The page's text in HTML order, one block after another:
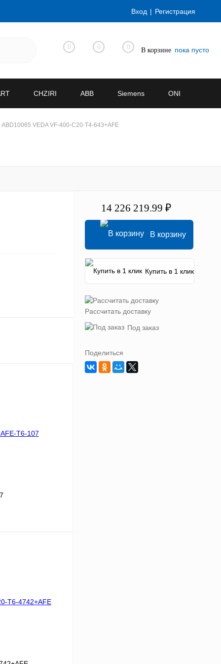
Вход Регистрация
0 0 0 В корзине пока пусто
CHZIRI ABB Siemens ONI
ABD10065 VEDA VF-400-C20-T4-643+AFE
14 226 219.99 ₽
В корзину
Купить в 1 клик
Рассчитать доставку
Под заказ
Поделиться